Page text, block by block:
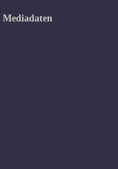
Mediadaten